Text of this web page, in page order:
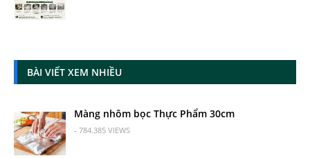
BÀI VIẾT XEM NHIỀU
Màng nhôm bọc Thực Phẩm 30cm
- 784.385 VIEWS